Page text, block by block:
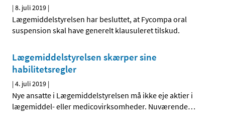
|8. juli 2019 |
Lægemiddelstyrelsen har besluttet, at Fycompa oral
suspension skal have generelt klausuleret tilskud.
Lægemiddelstyrelsen skærper sine
habilitetsregler
|4. juli 2019 |
Nye ansatte i Lægemiddelstyrelsen må ikke eje aktier i
lægemiddel- eller medicovirksomheder. Nuværende…